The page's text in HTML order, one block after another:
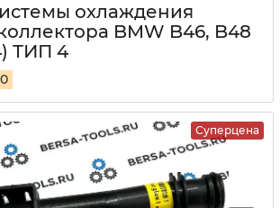
охлаждения
BMW B46, B48
ТИП 4
Суперцена